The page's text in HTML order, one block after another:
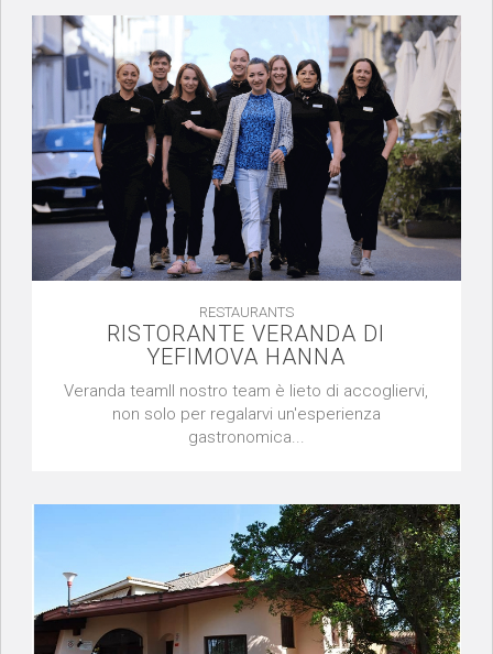
RESTAURANTS
RISTORANTE VERANDA DI
YEFIMOVA HANNA
Veranda teamIl nostro team è lieto di accogliervi,
non solo per regalarvi un'esperienza
gastronomica...